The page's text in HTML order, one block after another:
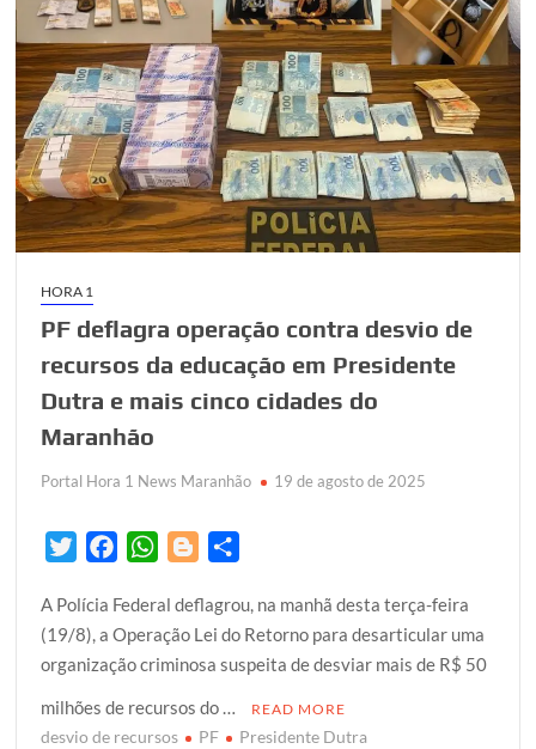
HORA 1
PF deflagra operação contra desvio de
recursos da educação em Presidente
Dutra e mais cinco cidades do
Maranhão
Portal Hora 1 News Maranhão 19 de agosto de 2025
i
t
t
e
r
c
e
b
o
o
W
a
t
s
A
p
o
g
g
e
r
a
r
e
A Polícia Federal deflagrou, na manhã desta terça-feira
(19/8), a Operação Lei do Retorno para desarticular uma
organização criminosa suspeita de desviar mais de R$ 50
milhões de recursos do …
READ MORE
desvio de recursos PF Presidente Dutra